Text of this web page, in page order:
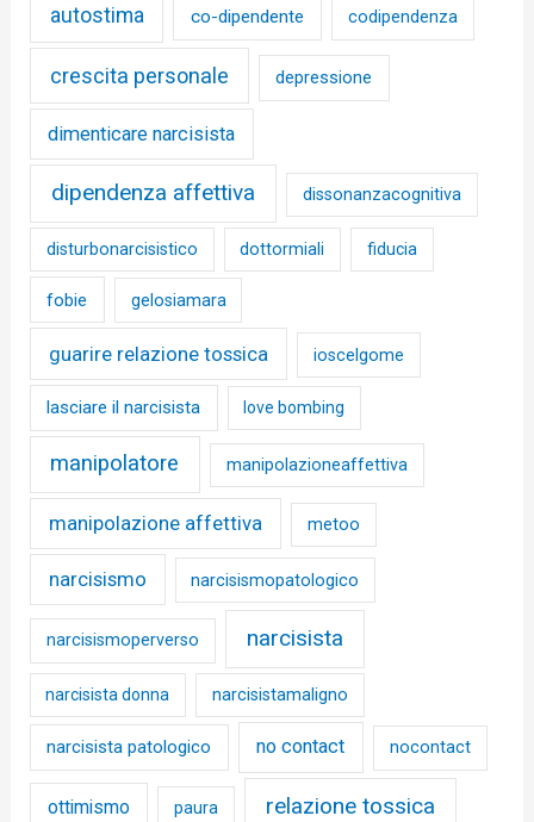
autostima co-dipendente codipendenza
crescita personale depressione
dimenticare narcisista
dipendenza affettiva dissonanzacognitiva
disturbonarcisistico dottormiali fiducia
fobie gelosiamara
guarire relazione tossica ioscelgome
lasciare il narcisista love bombing
manipolatore manipolazioneaffettiva
manipolazione affettiva metoo
narcisismo narcisismopatologico
narcisismoperverso narcisista
narcisista donna narcisistamaligno
narcisista patologico no contact nocontact
ottimismo paura relazione tossica